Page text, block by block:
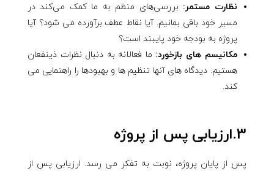
نظارت مستمر: بررسی‌های منظم به ما کمک می‌کند در
مسیر خود باقی بمانیم. آیا نقاط عطف برآورده می شود؟ آیا
پروژه به بودجه خود پایبند است؟
مکانیسم های بازخورد: ما فعالانه به دنبال نظرات ذینفعان
هستیم. دیدگاه های آنها تنظیم ها و بهبودها را راهنمایی می
کند.
3.ارزیابی پس از پروژه
پس از پایان پروژه، نوبت به تفکر می رسد. ارزیابی پس از